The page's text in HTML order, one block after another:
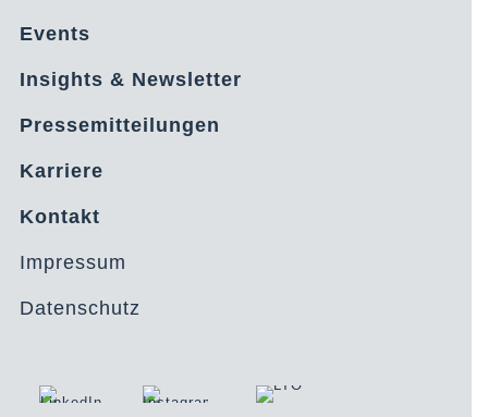
Events
Insights & Newsletter
Pressemitteilungen
Karriere
Kontakt
Impressum
Datenschutz